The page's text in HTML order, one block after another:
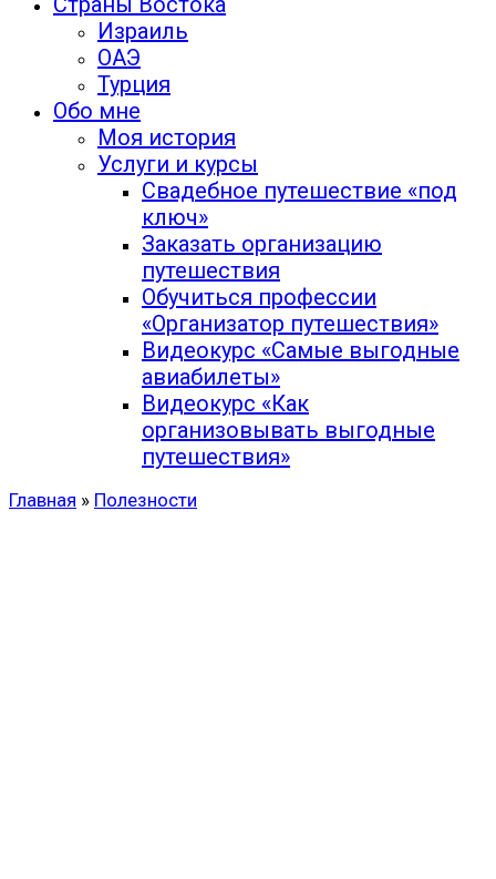
Израиль
ОАЭ
Турция
Обо мне
Моя история
Услуги и курсы
Свадебное путешествие «под
ключ»
Заказать организацию
путешествия
Обучиться профессии
«Организатор путешествия»
Видеокурс «Самые выгодные
авиабилеты»
Видеокурс «Как
организовывать выгодные
путешествия»
Главная » Полезности